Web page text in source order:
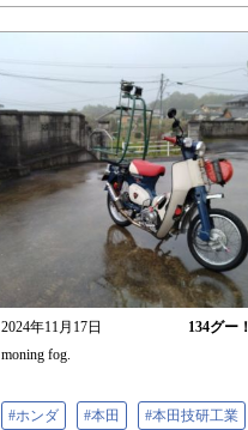
2024年11月17日 134グー！
moning fog.
#ホンダ #本田 #本田技研工業